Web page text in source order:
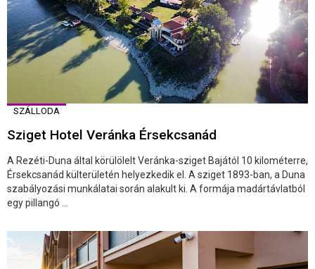
SZÁLLODA
Sziget Hotel Veránka Érsekcsanád
A Rezéti-Duna által körülölelt Veránka-sziget Bajától 10 kilométerre,
Érsekcsanád külterületén helyezkedik el. A sziget 1893-ban, a Duna
szabályozási munkálatai során alakult ki. A formája madártávlatból
egy pillangó ...